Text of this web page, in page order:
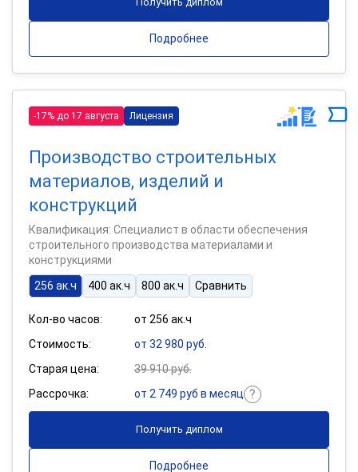
Подробнее
-17% до 17 августа Лицензия
Производство строительных
материалов, изделий и
конструкций
Квалификация: Специалист в области обеспечения
строительного производства материалами и
конструкциями
256 ак.ч
400 ак.ч 800 ак.ч Сравнить
Кол-во часов:
от 256 ак.ч
Стоимость:
от 32 980 руб.
Старая цена:
39 910 руб.
Рассрочка:
от 2 749 руб в месяц
Получить диплом
Подробнее